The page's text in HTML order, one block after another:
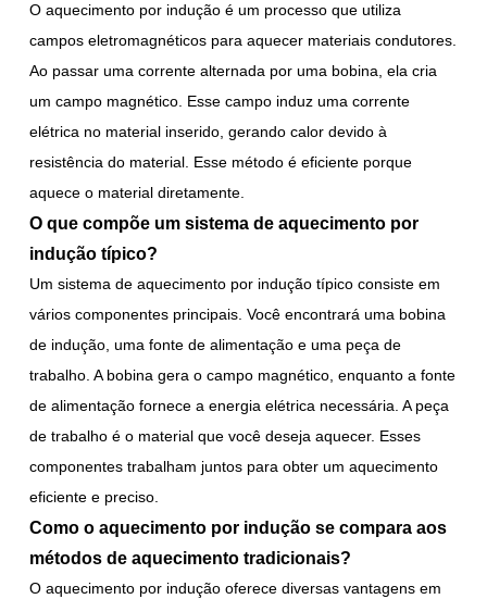
O aquecimento por indução é um processo que utiliza
campos eletromagnéticos para aquecer materiais condutores.
Ao passar uma corrente alternada por uma bobina, ela cria
um campo magnético. Esse campo induz uma corrente
elétrica no material inserido, gerando calor devido à
resistência do material. Esse método é eficiente porque
aquece o material diretamente.
O que compõe um sistema de aquecimento por
indução típico?
Um sistema de aquecimento por indução típico consiste em
vários componentes principais. Você encontrará uma bobina
de indução, uma fonte de alimentação e uma peça de
trabalho. A bobina gera o campo magnético, enquanto a fonte
de alimentação fornece a energia elétrica necessária. A peça
de trabalho é o material que você deseja aquecer. Esses
componentes trabalham juntos para obter um aquecimento
eficiente e preciso.
Como o aquecimento por indução se compara aos
métodos de aquecimento tradicionais?
O aquecimento por indução oferece diversas vantagens em